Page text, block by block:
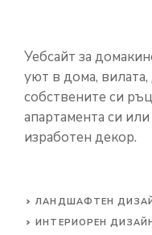
Уебсайт за
уют в дома,
собствените си
апартамента си
изработен декор.
ЛАНДШАФТЕН
ИНТЕРИОРЕН